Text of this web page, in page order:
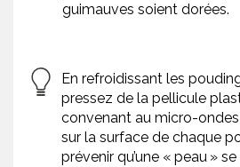
guimauves soient dorées.
En refroidissant les
pressez de la pellicule
convenant au micro-
sur la surface de chaque
prévenir qu’une « peau »